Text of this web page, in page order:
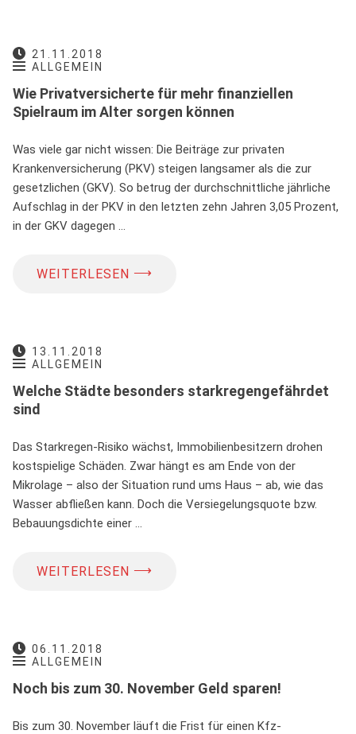
21.11.2018
ALLGEMEIN
Wie Privatversicherte für mehr finanziellen
Spielraum im Alter sorgen können
Was viele gar nicht wissen: Die Beiträge zur privaten
Krankenversicherung (PKV) steigen langsamer als die zur
gesetzlichen (GKV). So betrug der durchschnittliche jährliche
Aufschlag in der PKV in den letzten zehn Jahren 3,05 Prozent,
in der GKV dagegen …
WEITERLESEN ⟶
13.11.2018
ALLGEMEIN
Welche Städte besonders starkregengefährdet
sind
Das Starkregen-Risiko wächst, Immobilienbesitzern drohen
kostspielige Schäden. Zwar hängt es am Ende von der
Mikrolage – also der Situation rund ums Haus – ab, wie das
Wasser abfließen kann. Doch die Versiegelungsquote bzw.
Bebauungsdichte einer …
WEITERLESEN ⟶
06.11.2018
ALLGEMEIN
Noch bis zum 30. November Geld sparen!
Bis zum 30. November läuft die Frist für einen Kfz-